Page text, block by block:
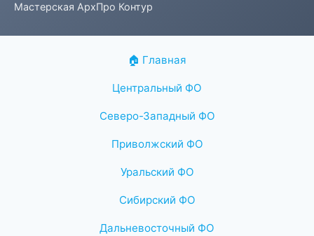
Мастерская АрхПро Контур
🏠 Главная
Центральный ФО
Северо-Западный ФО
Приволжский ФО
Уральский ФО
Сибирский ФО
Дальневосточный ФО